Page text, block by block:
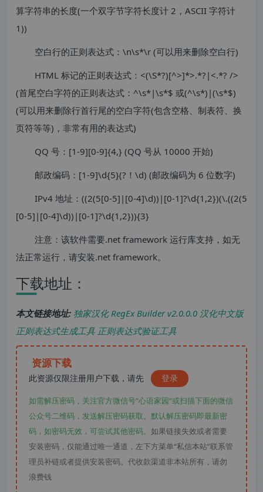
算字符串的长度(一个双字节字符长度计 2，ASCII 字符计
1))
空白行的正则表达式：\n\s*\r (可以用来删除空白行)
HTML 标记的正则表达式：<(\S*?)[^>]*>.*?|<.*? />
(首尾空白字符的正则表达式：^\s*|\s*$ 或(^\s*)|(\s*$)
(可以用来删除行首行尾的空白字符(包含空格、制表符、换
页符等等)，非常有用的表达式)
QQ 号：[1-9][0-9]{4,} (QQ 号从 10000 开始)
邮政编码：[1-9]\d{5}(?！\d) (邮政编码为 6 位数字)
IPv4 地址：((2(5[0-5]|[0-4]\d))|[0-1]?\d{1,2})(\.((2(5
[0-5]|[0-4]\d))|[0-1]?\d{1,2})){3}
注意：该软件需要.net framework 运行库支持，如无
法正常运行，请安装.net framework。
下载地址：
本文链接地址: 独家汉化 RegEx Builder v2.0.0.0 汉化中文版
正则表达式生成工具 正则表达式验证工具
资源下载
此资源仅限注册用户下载，请先 登录
如需解压密码，关注官方微信号“心语家园“或扫描下面的微信
公众号二维码，发送解压密码获取。默认解压密码即最新密
码，如密码无效，可尝试其他密码。 如果链接失效或者需要
安装密码，仅能通过唯一通道，左下方菜单“私信本站”联系管
理员补链或者提供安装密码。代收款渠道非本站所有，请勿
浪费钱